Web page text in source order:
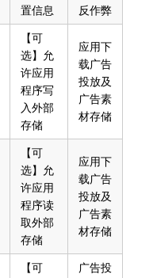
置信息
反作弊
【可
选】允
许应用
程序写
入外部
存储
应用下
载广告
投放及
广告素
材存储
【可
选】允
许应用
程序读
取外部
存储
应用下
载广告
投放及
广告素
材存储
【可
广告投